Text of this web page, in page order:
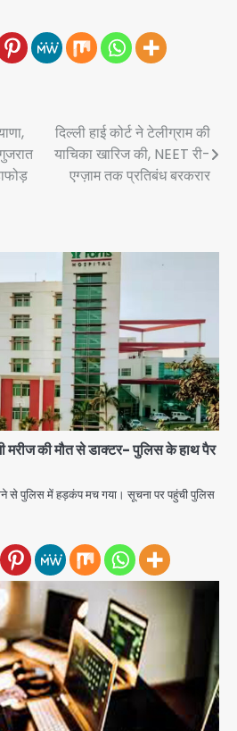
दिल्ली हाई कोर्ट ने टेलीग्राम की
याचिका खारिज की, NEET री-
एग्ज़ाम तक प्रतिबंध बरकरार
की मौत से डाक्टर- पुलिस के हाथ पैर
से पुलिस में हड़कंप मच गया। सूचना पर पहुंची पुलिस